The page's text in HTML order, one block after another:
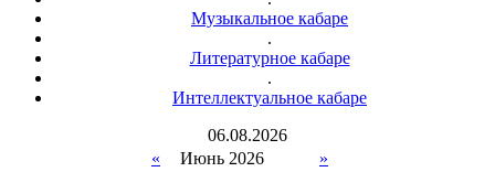
Музыкальное кабаре
.
Литературное кабаре
.
Интеллектуальное кабаре
06.08.2026
«
Июнь 2026
»